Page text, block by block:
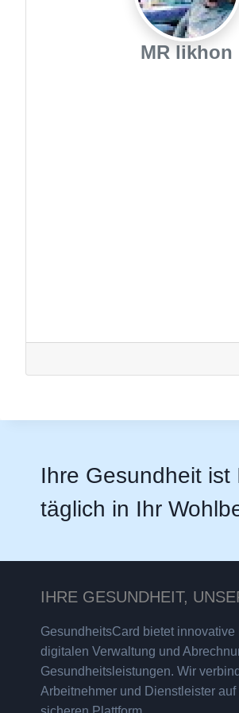
MR likhon
Ihre Gesundheit
täglich in Ihr
IHRE GESUNDHEIT,
GesundheitsCard bietet innovative
digitalen Verwaltung und
Gesundheitsleistungen. Wir
Arbeitnehmer und Dienstleister